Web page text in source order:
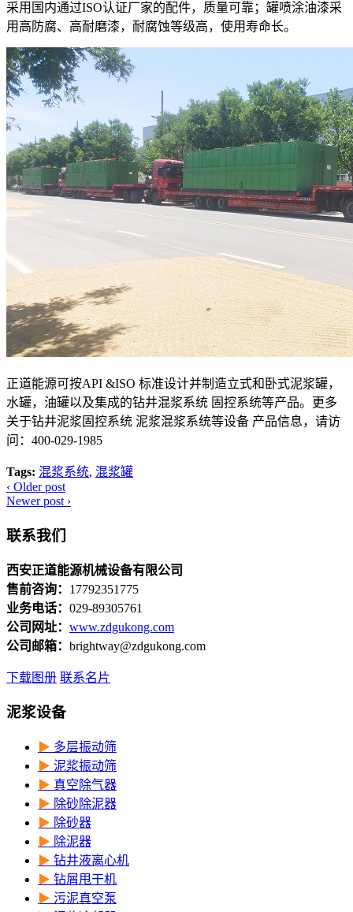
采用国内通过ISO认证厂家的配件，质量可靠；罐喷涂油漆采
用高防腐、高耐磨漆，耐腐蚀等级高，使用寿命长。
正道能源可按API &ISO 标准设计并制造立式和卧式泥浆罐，
水罐，油罐以及集成的钻井混浆系统 固控系统等产品。更多
关于钻井泥浆固控系统 泥浆混浆系统等设备 产品信息，请访
问：400-029-1985
Tags: 混浆系统, 混浆罐
‹ Older post
Newer post ›
联系我们
西安正道能源机械设备有限公司
售前咨询： 17792351775
业务电话： 029-89305761
公司网址： www.zdgukong.com
公司邮箱： brightway@zdgukong.com
下载图册 联系名片
泥浆设备
▶ 多层振动筛
▶ 泥浆振动筛
▶ 真空除气器
▶ 除砂除泥器
▶ 除砂器
▶ 除泥器
▶ 钻井液离心机
▶ 钻屑甩干机
▶ 污泥真空泵